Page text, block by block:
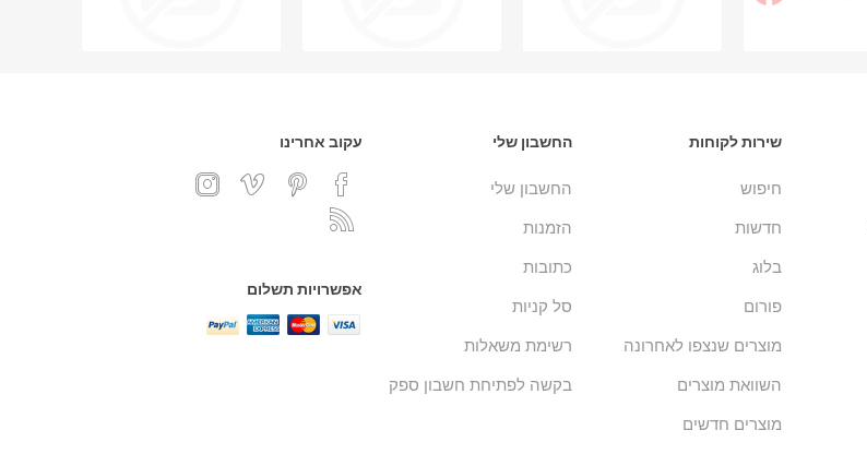
שירות לקוחות
חיפוש
חדשות
בלוג
פורום
מוצרים שנצפו לאחרונה
השוואת מוצרים
מוצרים חדשים
החשבון שלי
החשבון שלי
הזמנות
כתובות
סל קניות
רשימת משאלות
בקשה לפתיחת חשבון ספק
עקוב אחרינו
אפשרויות תשלום